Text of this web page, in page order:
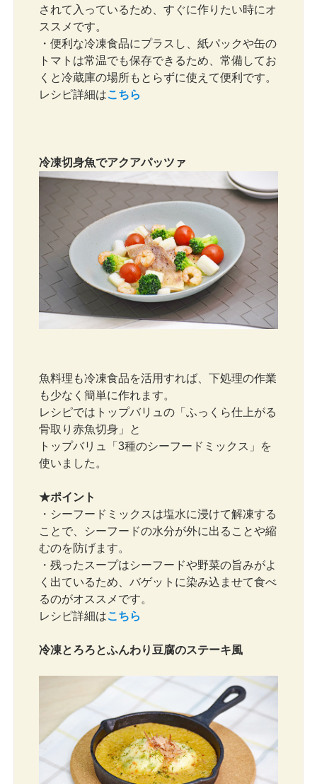
されて入っているため、すぐに作りたい時にオ
ススメです。
・便利な冷凍食品にプラスし、紙パックや缶の
トマトは常温でも保存できるため、常備してお
くと冷蔵庫の場所もとらずに使えて便利です。
レシピ詳細はこちら
冷凍切身魚でアクアパッツァ
魚料理も冷凍食品を活用すれば、下処理の作業
も少なく簡単に作れます。
レシピではトップバリュの「ふっくら仕上がる
骨取り赤魚切身」と
トップバリュ「3種のシーフードミックス」を
使いました。
★ポイント
・シーフードミックスは塩水に浸けて解凍する
ことで、シーフードの水分が外に出ることや縮
むのを防げます。
・残ったスープはシーフードや野菜の旨みがよ
く出ているため、バゲットに染み込ませて食べ
るのがオススメです。
レシピ詳細はこちら
冷凍とろろとふんわり豆腐のステーキ風